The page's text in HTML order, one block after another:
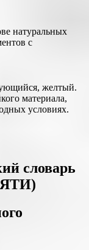
натуральных
с
желтый.
материала,
условиях.
словарь